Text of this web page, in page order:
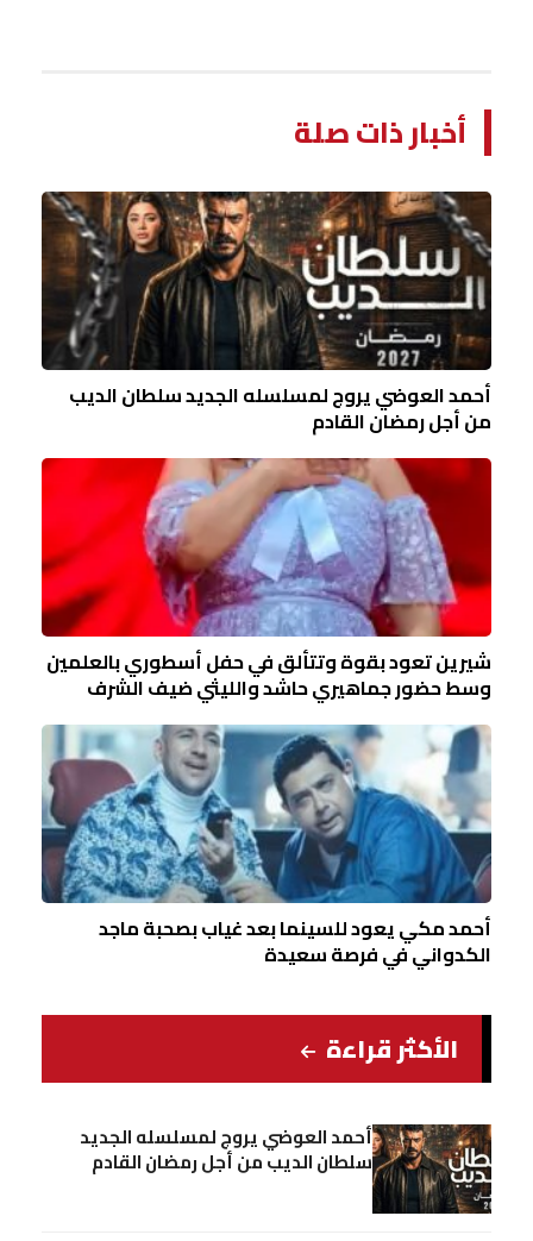
أخبار ذات صلة
أحمد العوضي يروج لمسلسله الجديد سلطان الديب
من أجل رمضان القادم
شيرين تعود بقوة وتتألق في حفل أسطوري بالعلمين
وسط حضور جماهيري حاشد والليثي ضيف الشرف
أحمد مكي يعود للسينما بعد غياب بصحبة ماجد
الكدواني في فرصة سعيدة
الأكثر قراءة
أحمد العوضي يروج لمسلسله الجديد
سلطان الديب من أجل رمضان القادم